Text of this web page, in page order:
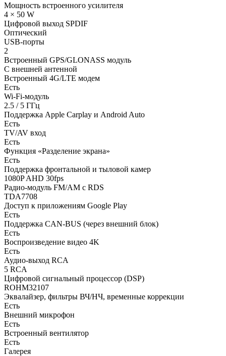
Мощность встроенного усилителя
4 × 50 W
Цифровой выход SPDIF
Оптический
USB-порты
2
Встроенный GPS/GLONASS модуль
С внешней антенной
Встроенный 4G/LTE модем
Есть
Wi-Fi-модуль
2.5 / 5 ГГц
Поддержка Apple Carplay и Android Auto
Есть
TV/AV вход
Есть
Функция «Разделение экрана»
Есть
Поддержка фронтальной и тыловой камер
1080P AHD 30fps
Радио-модуль FM/AM с RDS
TDA7708
Доступ к приложениям Google Play
Есть
Поддержка CAN-BUS (через внешний блок)
Есть
Воспроизведение видео 4K
Есть
Аудио-выход RCA
5 RCA
Цифровой сигнальный процессор (DSP)
ROHM32107
Эквалайзер, фильтры ВЧ/НЧ, временные коррекции
Есть
Внешний микрофон
Есть
Встроенный вентилятор
Есть
Галерея